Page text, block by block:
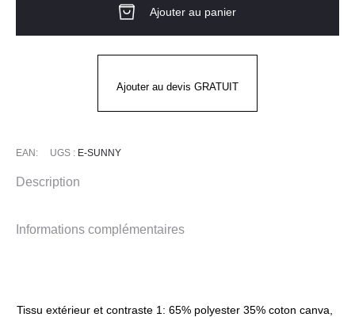
E-
Ajouter au panier
Ajouter au devis GRATUIT
EAN: UGS : E-SUNNY
Description
Informations complémentaires
Tissu extérieur et contraste 1: 65% polyester 35% coton canva,